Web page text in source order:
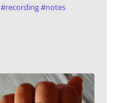
#recording#notes